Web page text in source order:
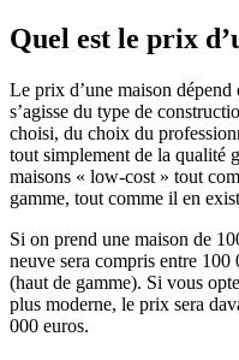
Quel est le prix
Le prix d’une maison dépend
s’agisse du type de
choisi, du choix du
tout simplement de la qualité
maisons « low-cost » tout
gamme, tout comme il en
Si on prend une maison de
neuve sera compris entre
(haut de gamme). Si vous
plus moderne, le prix sera
000 euros.